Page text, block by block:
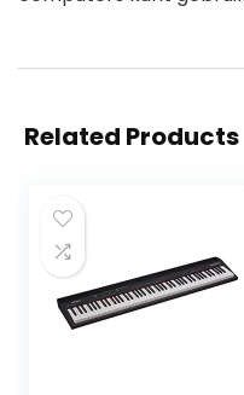
Related Products